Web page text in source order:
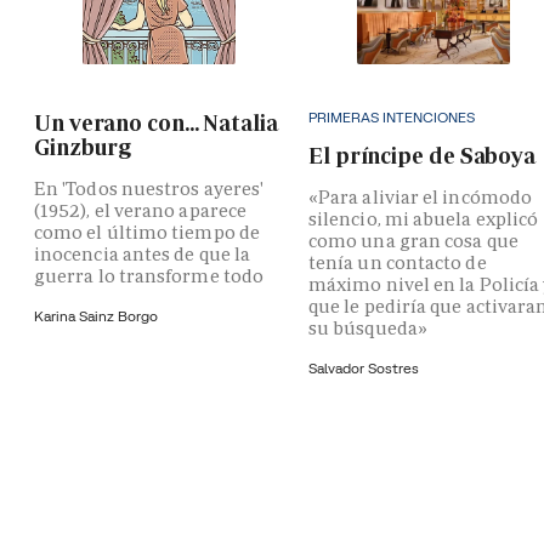
Un verano con... Natalia
Ginzburg
En 'Todos nuestros ayeres'
(1952), el verano aparece
como el último tiempo de
inocencia antes de que la
guerra lo transforme todo
Karina Sainz Borgo
PRIMERAS INTENCIONES
El príncipe de Saboya
«Para aliviar el incómodo
silencio, mi abuela explicó
como una gran cosa que
tenía un contacto de
máximo nivel en la Policía
que le pediría que
su búsqueda»
Salvador Sostres